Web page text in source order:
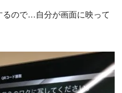
るので…自分が画面に映って